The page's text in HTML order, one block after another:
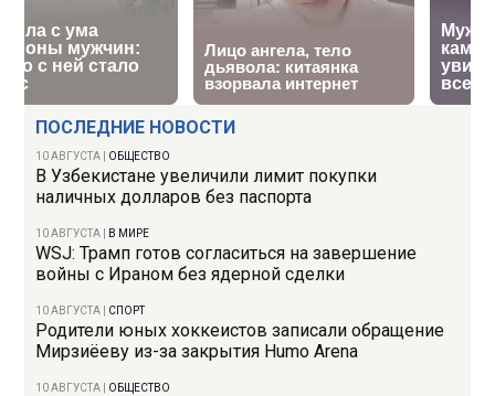
ПОСЛЕДНИЕ НОВОСТИ
10 АВГУСТА ОБЩЕСТВО
В Узбекистане увеличили лимит покупки
наличных долларов без паспорта
10 АВГУСТА В МИРЕ
WSJ: Трамп готов согласиться на завершение
войны с Ираном без ядерной сделки
10 АВГУСТА СПОРТ
Родители юных хоккеистов записали обращение
Мирзиёеву из-за закрытия Humo Arena
10 АВГУСТА ОБЩЕСТВО